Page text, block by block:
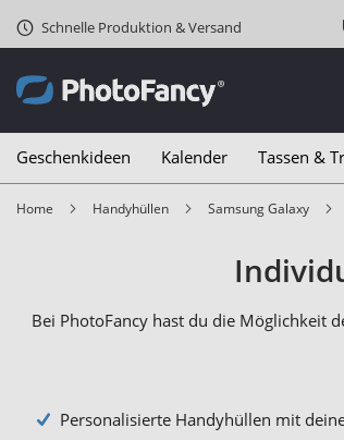
Schnelle Produktion & Versand
Geschenkideen Kalender Tassen &
Home Handyhüllen Samsung Galaxy
Bei PhotoFancy hast du die Möglichkeit
Personalisierte Handyhüllen mit